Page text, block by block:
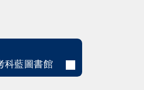
科藍圖書館